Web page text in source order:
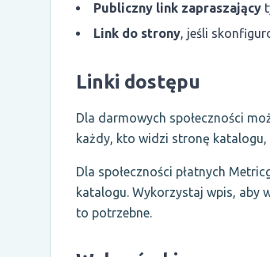
Publiczny link zapraszający
Link do strony, jeśli
Linki dostępu
Dla darmowych społeczności
każdy, kto widzi stronę katalogu,
Dla społeczności płatnych
katalogu. Wykorzystaj wpis, aby
to potrzebne.